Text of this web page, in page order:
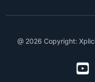
@ 2026 Copyright: